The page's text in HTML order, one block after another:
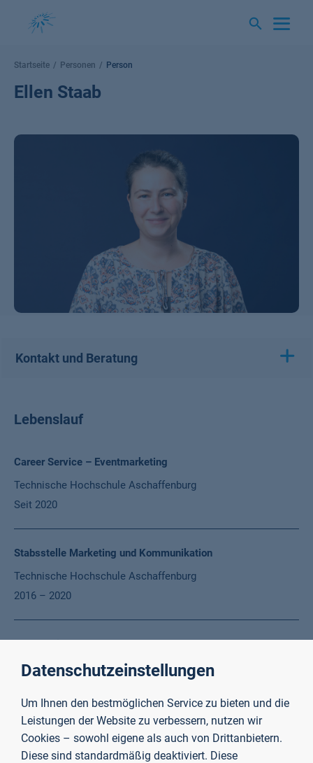
Startseite Personen Person
Ellen Staab
Kontakt und Beratung
Lebenslauf
Abschluss /
Berufserfahrung
Einrichtung /
Career Service – Eventmarketing
Technische Hochschule Aschaffenburg
Seit 2020
Stabsstelle Marketing und Kommunikation
Technische Hochschule Aschaffenburg
2016 – 2020
B.A. Medienmanagement
Hochschule Mittweida
Datenschutzeinstellungen
Um Ihnen den bestmöglichen Service zu bieten und die
Leistungen der Website zu verbessern, nutzen wir
Cookies – sowohl eigene als auch von Drittanbietern.
Diese sind standardmäßig deaktiviert. Diese